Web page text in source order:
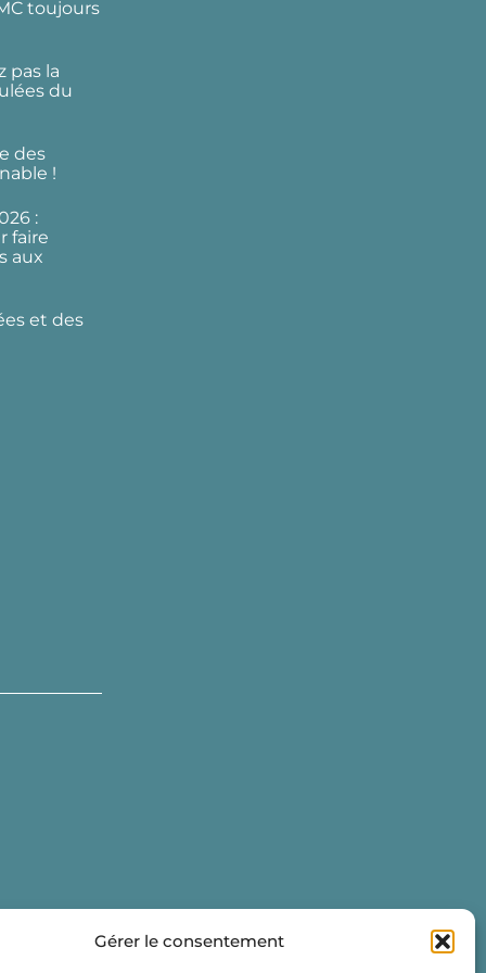
Gérer le consentement
toujours
pas la
du
des
!
:
faire
aux
et des